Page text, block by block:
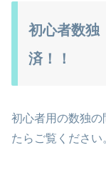
初心者数独
済！！
初心者用の数独の
たらご覧ください